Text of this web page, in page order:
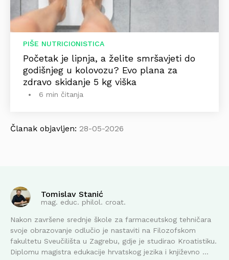
PIŠE NUTRICIONISTICA
Početak je lipnja, a želite smršavjeti do
godišnjeg u kolovozu? Evo plana za
zdravo skidanje 5 kg viška
6 min čitanja
Članak objavljen: 28-05-2026
Tomislav Stanić
mag. educ. philol. croat.
Nakon završene srednje škole za farmaceutskog tehničara
svoje obrazovanje odlučio je nastaviti na Filozofskom
fakultetu Sveučilišta u Zagrebu, gdje je studirao Kroatistiku.
Diplomu magistra edukacije hrvatskog jezika i književno ...